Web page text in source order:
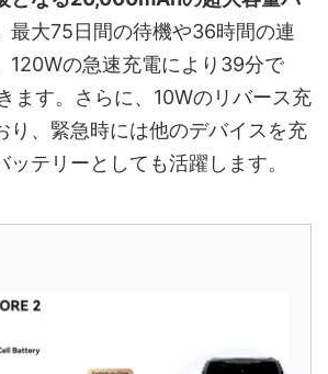
最大75日間の待機や36時間の連
120Wの急速充電により39分で
ます。さらに、10Wのリバース充
り、緊急時には他のデバイスを充
ッテリーとしても活躍します。